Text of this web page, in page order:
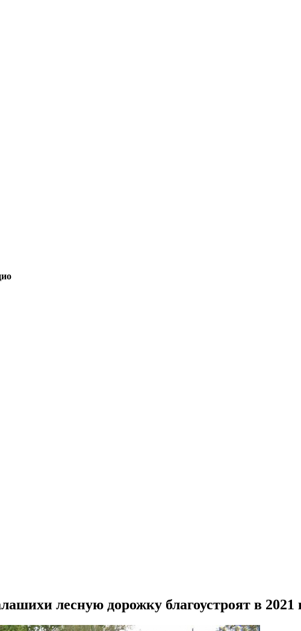
лесную дорожку благоустроят в 2021